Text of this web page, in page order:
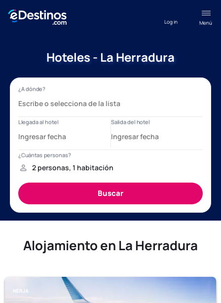
Menú
Log in
Hoteles - La Herradura
Alojamiento en La Herradura
NERJA